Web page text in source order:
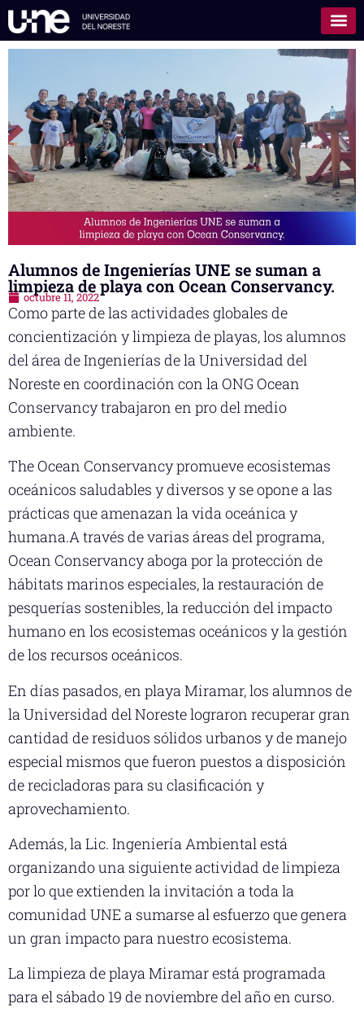
Alumnos de Ingenierías UNE se suman a
limpieza de playa con Ocean Conservancy.
octubre 11, 2022
Como parte de las actividades globales de
concientización y limpieza de playas, los alumnos
del área de Ingenierías de la Universidad del
Noreste en coordinación con la ONG Ocean
Conservancy trabajaron en pro del medio
ambiente.
The Ocean Conservancy promueve ecosistemas
oceánicos saludables y diversos y se opone a las
prácticas que amenazan la vida oceánica y
humana.A través de varias áreas del programa,
Ocean Conservancy aboga por la protección de
hábitats marinos especiales, la restauración de
pesquerías sostenibles, la reducción del impacto
humano en los ecosistemas oceánicos y la gestión
de los recursos oceánicos.
En días pasados, en playa Miramar, los alumnos de
la Universidad del Noreste lograron recuperar gran
cantidad de residuos sólidos urbanos y de manejo
especial mismos que fueron puestos a disposición
de recicladoras para su clasificación y
aprovechamiento.
Además, la Lic. Ingeniería Ambiental está
organizando una siguiente actividad de limpieza
por lo que extienden la invitación a toda la
comunidad UNE a sumarse al esfuerzo que genera
un gran impacto para nuestro ecosistema.
La limpieza de playa Miramar está programada
para el sábado 19 de noviembre del año en curso.